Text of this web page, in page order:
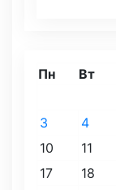
Пн Вт
3
4
10
11
17
18